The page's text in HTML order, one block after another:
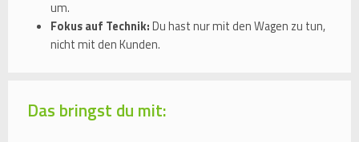
um.
Fokus auf Technik:Du hast nur mit den Wagen zu tun,
nicht mit den Kunden.
Das bringst du mit: